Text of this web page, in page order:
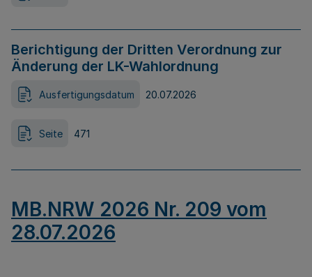
Berichtigung der Dritten Verordnung zur
Änderung der LK-Wahlordnung
Ausfertigungsdatum 20.07.2026
Seite 471
MB.NRW 2026 Nr. 209 vom
28.07.2026